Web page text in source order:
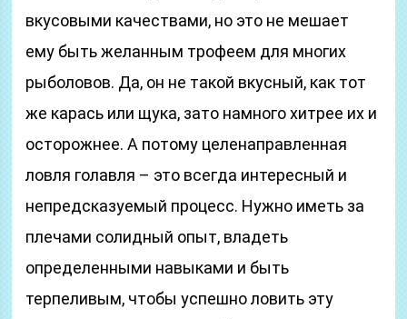
вкусовыми качествами, но это не мешает
ему быть желанным трофеем для многих
рыболовов. Да, он не такой вкусный, как тот
же карась или щука, зато намного хитрее их и
осторожнее. А потому целенаправленная
ловля голавля – это всегда интересный и
непредсказуемый процесс. Нужно иметь за
плечами солидный опыт, владеть
определенными навыками и быть
терпеливым, чтобы успешно ловить эту